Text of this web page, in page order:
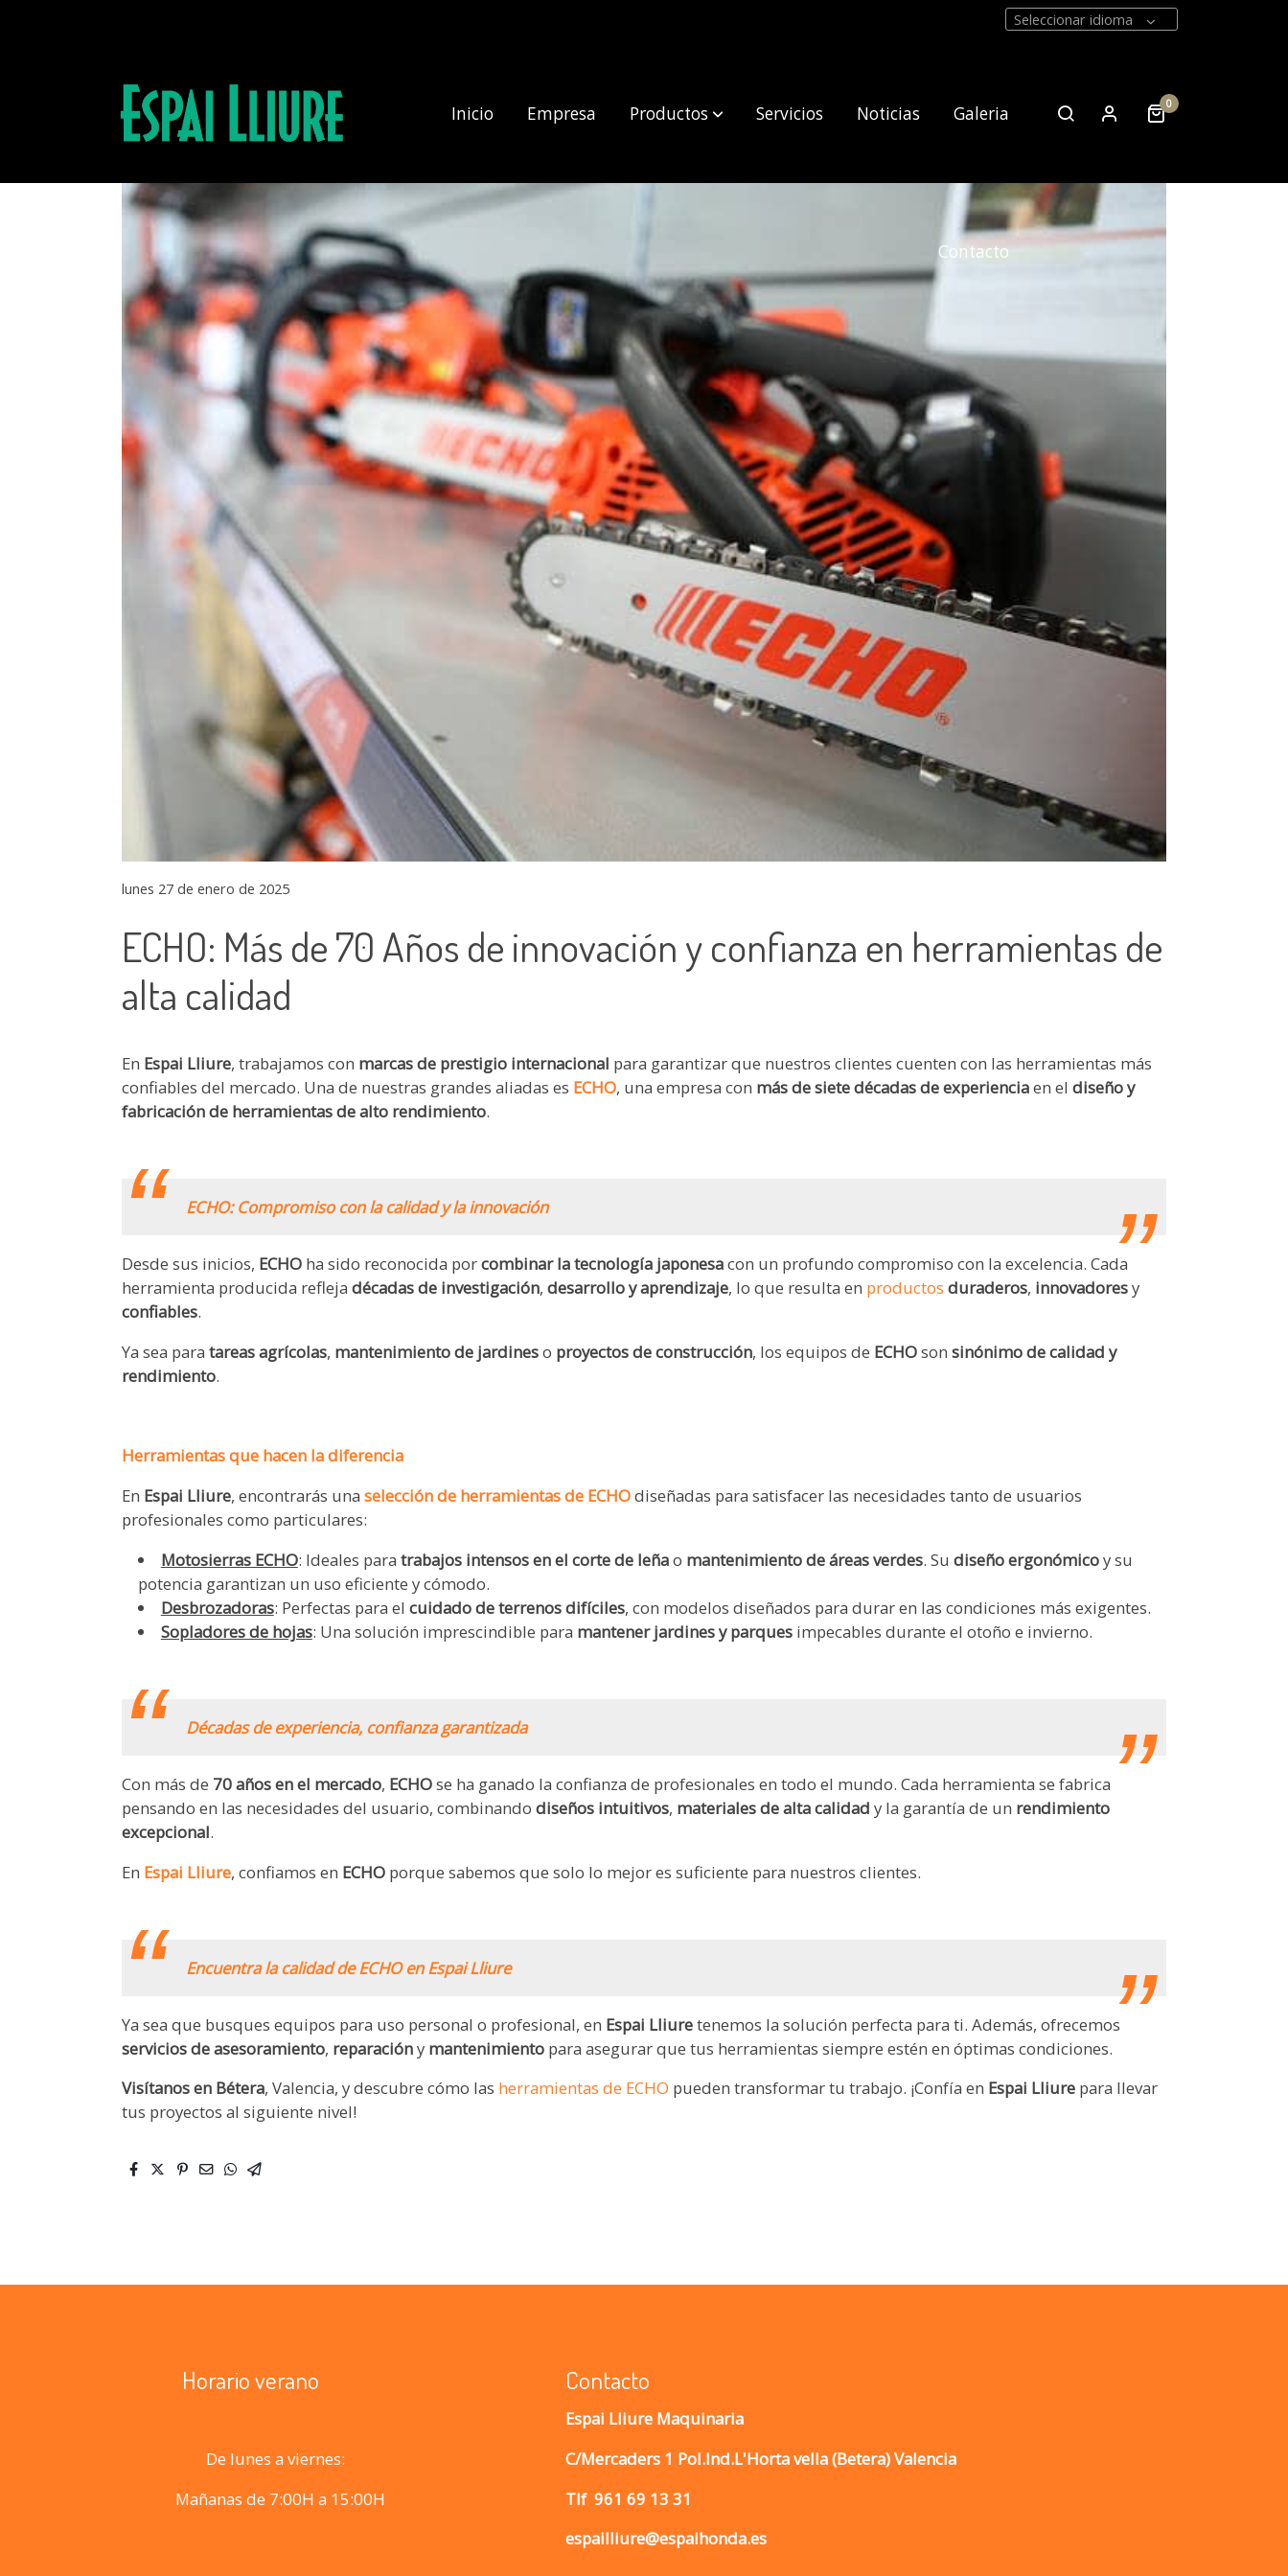
Seleccionar idioma
Inicio Empresa Productos Servicios Noticias Galeria
Contacto
0
lunes 27 de enero de 2025
ECHO: Más de 70 Años de innovación y confianza en herramientas de
alta calidad
En Espai Lliure, trabajamos con marcas de prestigio internacional para garantizar que nuestros clientes cuenten con las herramientas más
confiables del mercado. Una de nuestras grandes aliadas es ECHO, una empresa con más de siete décadas de experienciaen el diseño y
fabricación de herramientas de alto rendimiento.
ECHO: Compromiso con la calidad y la innovación
Desde sus inicios, ECHO ha sido reconocida porcombinar la tecnología japonesacon un profundo compromiso con la excelencia. Cada
herramienta producida refleja décadas de investigación,desarrollo y aprendizaje, lo que resulta en productosduraderos, innovadoresy
confiables.
Ya sea paratareas agrícolas, mantenimiento de jardineso proyectos de construcción, los equipos de ECHOsonsinónimo de calidad y
rendimiento.
Herramientas que hacen la diferencia
En Espai Lliure, encontrarás una selección de herramientas de ECHOdiseñadas para satisfacer las necesidades tanto de usuarios
profesionales como particulares:
Motosierras ECHO: Ideales para trabajos intensos en el corte de leñao mantenimiento de áreas verdes. Su diseño ergonómicoy su
potencia garantizan un uso eficiente y cómodo.
Desbrozadoras: Perfectas para el cuidado de terrenos difíciles, con modelos diseñados para durar en las condiciones más exigentes.
Sopladores de hojas: Una solución imprescindible para mantener jardines y parquesimpecables durante el otoño e invierno.
Décadas de experiencia, confianza garantizada
Con más de 70 años en el mercado, ECHOse ha ganado la confianza de profesionales en todo el mundo. Cada herramienta se fabrica
pensando en las necesidades del usuario, combinando diseños intuitivos, materiales de alta calidady la garantía de un rendimiento
excepcional.
En Espai Lliure, confiamos en ECHO porque sabemos que solo lo mejor es suficiente para nuestros clientes.
Encuentra la calidad de ECHO en Espai Lliure
Ya sea que busques equipos para uso personal o profesional, en Espai Lliuretenemos la solución perfecta para ti. Además, ofrecemos
servicios de asesoramiento, reparacióny mantenimiento para asegurar que tus herramientas siempre estén en óptimas condiciones.
Visítanos en Bétera, Valencia, y descubre cómo las herramientas de ECHO pueden transformar tu trabajo. ¡Confía en Espai Lliure para llevar
tus proyectos al siguiente nivel!
Horario verano
De lunes a viernes:
Mañanas de 7:00H a 15:00H
Contacto
Espai Lliure Maquinaria
C/Mercaders 1 Pol.Ind.L'Horta vella (Betera) Valencia
Tlf 961 69 13 31
espailliure@espaihonda.es